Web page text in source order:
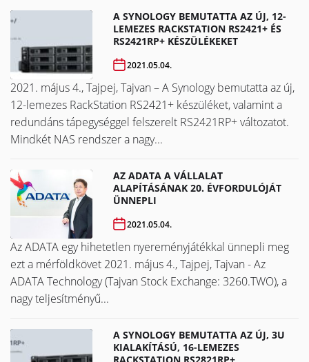
A SYNOLOGY BEMUTATTA AZ ÚJ, 12-
LEMEZES RACKSTATION RS2421+ ÉS
RS2421RP+ KÉSZÜLÉKEKET
2021.05.04.
2021. május 4., Tajpej, Tajvan – A Synology bemutatta az új,
12-lemezes RackStation RS2421+ készüléket, valamint a
redundáns tápegységgel felszerelt RS2421RP+ változatot.
Mindkét NAS rendszer a nagy...
AZ ADATA A VÁLLALAT
ALAPÍTÁSÁNAK 20. ÉVFORDULÓJÁT
ÜNNEPLI
2021.05.04.
Az ADATA egy hihetetlen nyereményjátékkal ünnepli meg
ezt a mérföldkövet ​​​​​​​2021. május 4., Tajpej, Tajvan - Az
ADATA Technology (Tajvan Stock Exchange: 3260.TWO), a
nagy teljesítményű...
A SYNOLOGY BEMUTATTA AZ ÚJ, 3U
KIALAKÍTÁSÚ, 16-LEMEZES